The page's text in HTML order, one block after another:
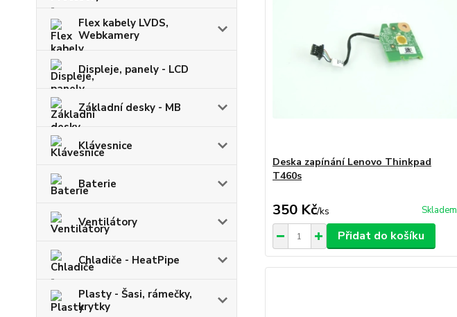
Flex kabely LVDS,
Webkamery
Displeje, panely - LCD
Základní desky - MB
Klávesnice
Baterie
Ventilátory
Chladiče - HeatPipe
Plasty - Šasi, rámečky,
krytky
Deska zapínání Lenovo Thinkpad
T460s
350 Kč/ks Skladem
Přidat do košíku